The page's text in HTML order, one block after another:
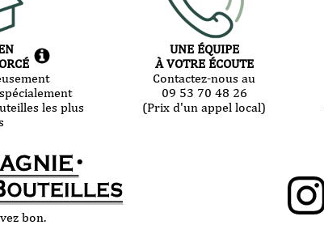
les plus
UNE ÉQUIPE
À VOTRE ÉCOUTE
Contactez-nous au
09 53 70 48 26
(Prix d'un appel local)
bon.